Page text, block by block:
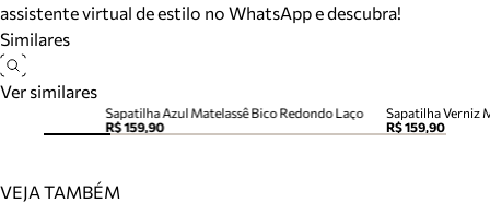
assistente virtual de estilo no WhatsApp e descubra!
Similares
Ver similares
Sapatilha Azul Matelassê Bico Redondo Laço
R$ 159,90
Sapatilha Verniz
R$ 159,90
VEJA TAMBÉM